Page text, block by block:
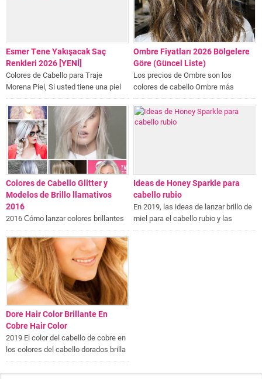
Esmer Tene Yakışacak Saç
Renkleri 2026 [YENİ]
Colores de Cabello para Traje
Morena Piel, Si usted tiene una piel
morena, muchos colores de pelo
diferentes para adaptarse a usted...
Ombre Fiyatları 2026 Bölgelere
Göre (Güncel Liste)
Los precios de Ombre son los
colores de cabello Ombre más
preferidos en los Estados Unidos y
Europa en los últimos años...
Colores de Cabello Glitter y
Modelos de Brillo llamativos
2016
2016 Cómo lanzar colores brillantes
para el cabello y modelos llamativos
en el cabello y los más elegantes...
Ideas de Honey Sparkle para
cabello rubio
En 2019, las ideas de lanzar brillo de
miel para el cabello rubio y las
mujeres kumral están en este
Dore Hair Color Brillante En
Cobre Hair Color
2019 El color del cabello de cobre en
los colores del cabello dorados brilla
y los destellos del cabello dorados
se ven bien para quién.Pregunta:...